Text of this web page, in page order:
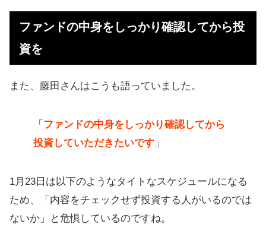
ファンドの中身をしっかり確認してから投
資を
また、藤田さんはこうも語っていました。
「 ファンドの中身をしっかり確認してから
投資していただきたいです 」
1月23日は以下のようなタイトなスケジュールになる
ため、「内容をチェックせず投資する人がいるのでは
ないか」と危惧しているのですね。